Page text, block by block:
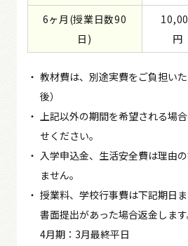
6ヶ月(授業日数90
日)
円
教材費は、別途実費をご負担い
後）
上記以外の期間を希望される場
せください。
入学申込金、生活安全費は理由
ません。
授業料、学校行事費は下記期日
書面提出があった場合返金します
4月期：3月最終平日